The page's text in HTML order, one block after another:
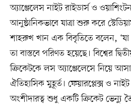
অ্যাঞ্জেলেস নাইট রাইডার্স ও
আনুষ্ঠানিকভাবে যাত্রা শুরু করে
শাহরুখ খান এক বিবৃতিতে বলেন,
তা বাস্তবে পরিণত হয়েছে। বিশ্বের
ক্রিকেটকে লস অ্যাঞ্জেলেসে নিয়ে
ঐতিহাসিক মুহূর্ত। ফেয়ারপ্লেক্স ও নাইট
অংশীদারত্ব শুধু একটি ক্রিকেট ভেন্যু